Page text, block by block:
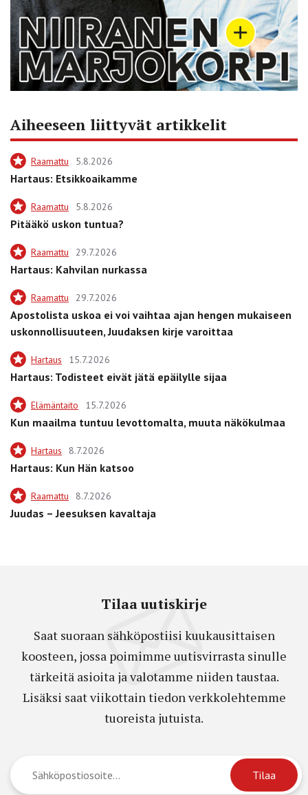
Aiheeseen liittyvät artikkelit
Raamattu 5.8.2026
Hartaus: Etsikkoaikamme
Raamattu 5.8.2026
Pitääkö uskon tuntua?
Raamattu 29.7.2026
Hartaus: Kahvilan nurkassa
Raamattu 29.7.2026
Apostolista uskoa ei voi vaihtaa ajan hengen mukaiseen
uskonnollisuuteen, Juudaksen kirje varoittaa
Hartaus 15.7.2026
Hartaus: Todisteet eivät jätä epäilylle sijaa
Elämäntaito 15.7.2026
Kun maailma tuntuu levottomalta, muuta näkökulmaa
Hartaus 8.7.2026
Hartaus: Kun Hän katsoo
Raamattu 8.7.2026
Juudas – Jeesuksen kavaltaja
Tilaa uutiskirje
Saat suoraan sähköpostiisi kuukausittaisen
koosteen, jossa poimimme uutisvirrasta sinulle
tärkeitä asioita ja valotamme niiden taustaa.
Lisäksi saat viikottain tiedon verkkolehtemme
tuoreista jutuista.